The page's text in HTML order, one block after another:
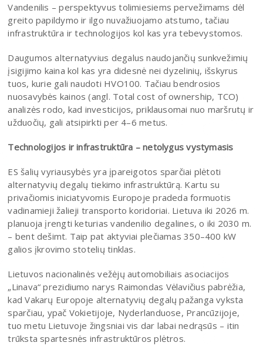
Vandenilis – perspektyvus tolimiesiems pervežimams dėl
greito papildymo ir ilgo nuvažiuojamo atstumo, tačiau
infrastruktūra ir technologijos kol kas yra tebevystomos.
Daugumos alternatyvius degalus naudojančių sunkvežimių
įsigijimo kaina kol kas yra didesnė nei dyzelinių, išskyrus
tuos, kurie gali naudoti HVO100. Tačiau bendrosios
nuosavybės kainos (angl. Total cost of ownership, TCO)
analizės rodo, kad investicijos, priklausomai nuo maršrutų ir
užduočių, gali atsipirkti per 4–6 metus.
Technologijos ir infrastruktūra – netolygus vystymasis
ES šalių vyriausybės yra įpareigotos sparčiai plėtoti
alternatyvių degalų tiekimo infrastruktūrą. Kartu su
privačiomis iniciatyvomis Europoje pradeda formuotis
vadinamieji žalieji transporto koridoriai. Lietuva iki 2026 m.
planuoja įrengti keturias vandenilio degalines, o iki 2030 m.
– bent dešimt. Taip pat aktyviai plečiamas 350–400 kW
galios įkrovimo stotelių tinklas.
Lietuvos nacionalinės vežėjų automobiliais asociacijos
„Linava“ prezidiumo narys Raimondas Vėlavičius pabrėžia,
kad Vakarų Europoje alternatyvių degalų pažanga vyksta
sparčiau, ypač Vokietijoje, Nyderlanduose, Prancūzijoje,
tuo metu Lietuvoje žingsniai vis dar labai nedrąsūs – itin
trūksta spartesnės infrastruktūros plėtros.